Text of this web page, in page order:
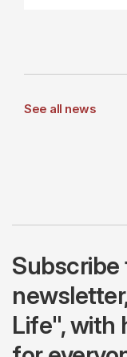
See all news
Life", with